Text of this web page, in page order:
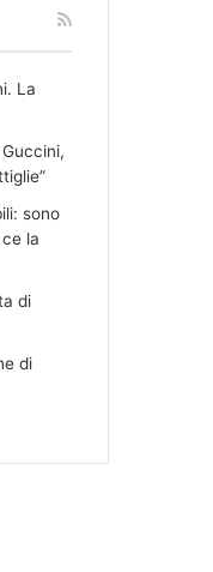
La
sono
la
di
di